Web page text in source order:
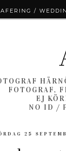
FOTOGRAF,
EJ
NO ID /
25
/